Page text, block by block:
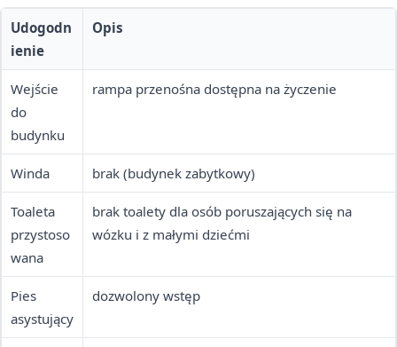
Udogodn
ienie
Opis
Wejście
do
budynku
rampa przenośna dostępna na życzenie
Winda brak (budynek zabytkowy)
Toaleta
przystoso
wana
brak toalety dla osób poruszających się na
wózku i z małymi dziećmi
Pies
asystujący
dozwolony wstęp